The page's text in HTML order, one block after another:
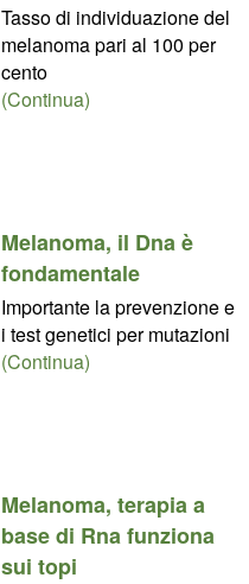
Tasso di individuazione del
melanoma pari al 100 per
cento
(Continua)
Melanoma, il Dna è
fondamentale
Importante la prevenzione e
i test genetici per mutazioni
(Continua)
Melanoma, terapia a
base di Rna funziona
sui topi